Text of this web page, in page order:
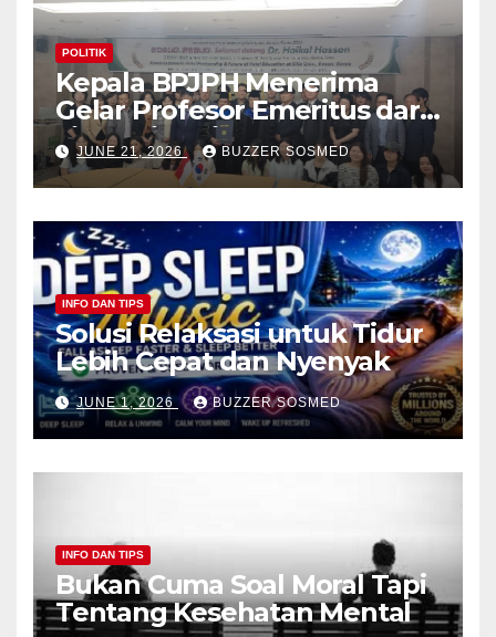
POLITIK
Kepala BPJPH Menerima
Gelar Profesor Emeritus dari
Silla University, Busan Korsel
JUNE 21, 2026 BUZZER SOSMED
INFO DAN TIPS
Solusi Relaksasi untuk Tidur
Lebih Cepat dan Nyenyak
JUNE 1, 2026 BUZZER SOSMED
INFO DAN TIPS
Bukan Cuma Soal Moral Tapi
Tentang Kesehatan Mental